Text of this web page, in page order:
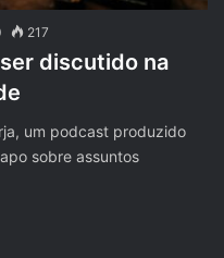
217
discutido na
um podcast produzido
sobre assuntos